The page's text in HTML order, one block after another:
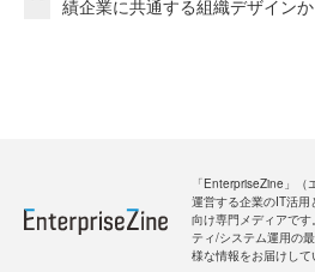
績企業に共通する組織デザインか
「EnterpriseZine」
運営する企業のIT活用
向け専門メディアで
ティ/システム運用の
様な情報をお届けして